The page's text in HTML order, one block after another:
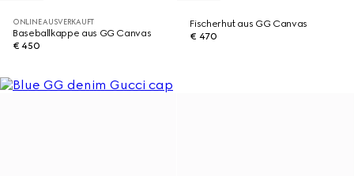
ONLINE AUSVERKAUFT
Baseballkappe aus GG Canvas
€ 450
Fischerhut aus GG Canvas
€ 470